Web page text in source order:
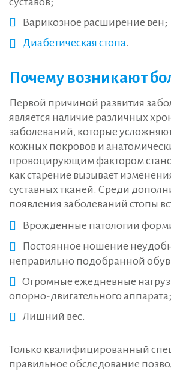
Варикозное расширение вен;
Диабетическая стопа.
Почему возникают
Первой причиной развития
является наличие различных
заболеваний, которые
кожных покровов и
провоцирующим фактором
как старение вызывает
суставных тканей. Среди
появления заболеваний стопы
Врожденные патологии
Постоянное ношение
неправильно подобранной
Огромные ежедневные
опорно-двигательного аппарата;
Лишний вес.
Только квалифицированный
правильное обследование